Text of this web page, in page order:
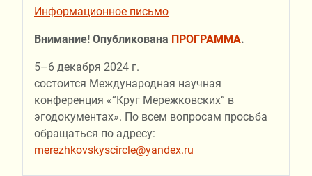
Информационное письмо
Внимание! Опубликована ПРОГРАММА.
5–6 декабря 2024 г.
состоится Международная научная
конференция «“Круг Мережковских” в
эгодокументах». По всем вопросам просьба
обращаться по адресу:
merezhkovskyscircle@yandex.ru